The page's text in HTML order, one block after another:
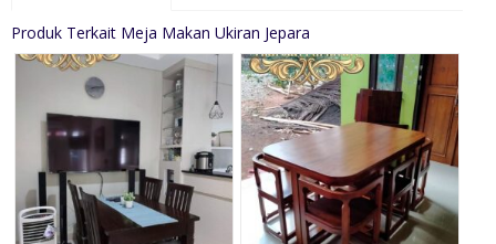
Produk Terkait Meja Makan Ukiran Jepara